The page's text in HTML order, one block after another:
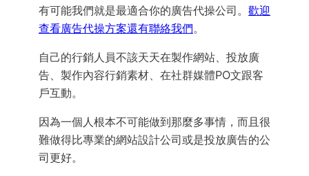
有可能我們就是最適合你的廣告代操公司。 歡迎
查看廣告代操方案還有聯絡我們。
自己的行銷人員不該天天在製作網站、投放廣
告、製作內容行銷素材、在社群媒體PO文跟客
戶互動。
因為一個人根本不可能做到那麼多事情，而且很
難做得比專業的網站設計公司或是投放廣告的公
司更好。